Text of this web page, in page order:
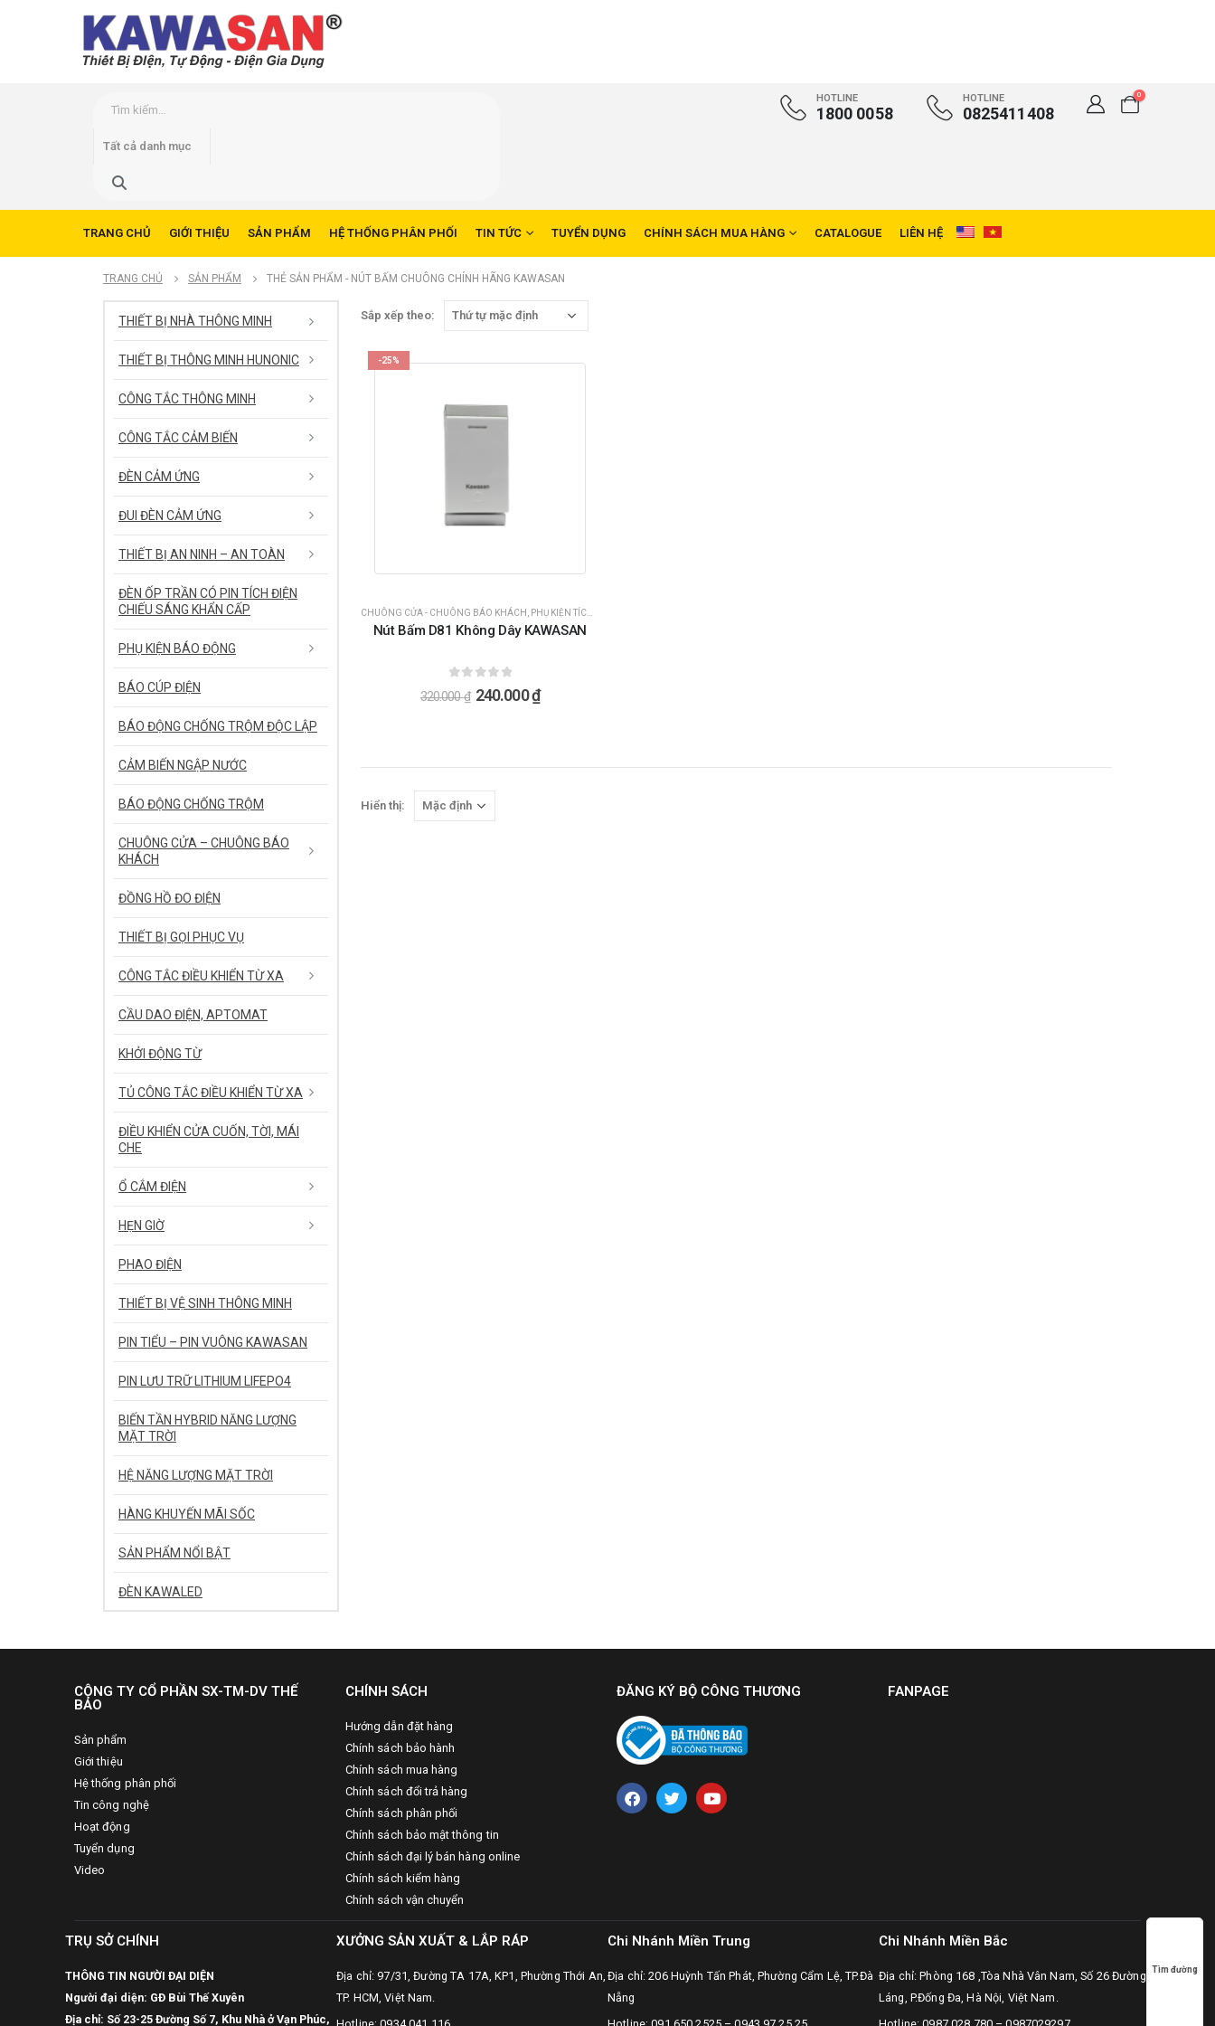
HOTLINE
1800 0058
HOTLINE
0825411408
0
TRANG CHỦ GIỚI THIỆU SẢN PHẨM HỆ THỐNG PHÂN PHỐI TIN TỨC TUYỂN DỤNG CHÍNH SÁCH MUA HÀNG CATALOGUE LIÊN HỆ
TRANG CHỦ SẢN PHẨM THẺ SẢN PHẨM - NÚT BẤM CHUÔNG CHÍNH HÃNG KAWASAN
Sắp xếp theo:
-25%
CHUÔNG CỬA - CHUÔNG BÁO KHÁCH PHỤ KIỆN TÍCH HỢP THÊM CHUÔNG CỬA
Nút Bấm D81 Không Dây KAWASAN
ngoài 5
320.000₫ 240.000₫
Hiển thị:
THIẾT BỊ NHÀ THÔNG MINH
THIẾT BỊ THÔNG MINH HUNONIC
CÔNG TẮC THÔNG MINH
CÔNG TẮC CẢM BIẾN
ĐÈN CẢM ỨNG
ĐUI ĐÈN CẢM ỨNG
THIẾT BỊ AN NINH – AN TOÀN
ĐÈN ỐP TRẦN CÓ PIN TÍCH ĐIỆN
CHIẾU SÁNG KHẨN CẤP
PHỤ KIỆN BÁO ĐỘNG
BÁO CÚP ĐIỆN
BÁO ĐỘNG CHỐNG TRỘM ĐỘC LẬP
CẢM BIẾN NGẬP NƯỚC
BÁO ĐỘNG CHỐNG TRỘM
CHUÔNG CỬA – CHUÔNG BÁO
KHÁCH
ĐỒNG HỒ ĐO ĐIỆN
THIẾT BỊ GỌI PHỤC VỤ
CÔNG TẮC ĐIỀU KHIỂN TỪ XA
CẦU DAO ĐIỆN, APTOMAT
KHỞI ĐỘNG TỪ
TỦ CÔNG TẮC ĐIỀU KHIỂN TỪ XA
ĐIỀU KHIỂN CỬA CUỐN, TỜI, MÁI
CHE
Ổ CẮM ĐIỆN
HẸN GIỜ
PHAO ĐIỆN
THIẾT BỊ VỆ SINH THÔNG MINH
PIN TIỂU – PIN VUÔNG KAWASAN
PIN LƯU TRỮ LITHIUM LIFEPO4
BIẾN TẦN HYBRID NĂNG LƯỢNG
MẶT TRỜI
HỆ NĂNG LƯỢNG MẶT TRỜI
HÀNG KHUYẾN MÃI SỐC
SẢN PHẨM NỔI BẬT
ĐÈN KAWALED
CÔNG TY CỔ PHẦN SX-TM-DV THẾ
BẢO
Sản phẩm
Giới thiệu
Hệ thống phân phối
Tin công nghệ
Hoạt động
Tuyển dụng
Video
CHÍNH SÁCH
Hướng dẫn đặt hàng
Chính sách bảo hành
Chính sách mua hàng
Chính sách đổi trả hàng
Chính sách phân phối
Chính sách bảo mật thông tin
Chính sách đại lý bán hàng online
Chính sách kiểm hàng
Chính sách vận chuyển
ĐĂNG KÝ BỘ CÔNG THƯƠNG FANPAGE
TRỤ SỞ CHÍNH
THÔNG TIN NGƯỜI ĐẠI DIỆN
Người đại diện: GĐ Bùi Thế Xuyên
Địa chỉ: Số 23-25 Đường Số 7, Khu Nhà ở Vạn Phúc,
XƯỞNG SẢN XUẤT & LẮP RÁP
Địa chỉ: 97/31, Đường TA 17A, KP1, Phường Thới An,
TP. HCM, Việt Nam.
Chi Nhánh Miền Trung
Địa chỉ: 206 Huỳnh Tấn Phát, Phường Cẩm Lệ, TP.Đà
Nẵng
Chi Nhánh Miền Bắc
Địa chỉ: Phòng 168 ,Tòa Nhà Vân Nam, Số 26 Đường
Láng, P.Đống Đa, Hà Nội, Việt Nam.
Tìm đường